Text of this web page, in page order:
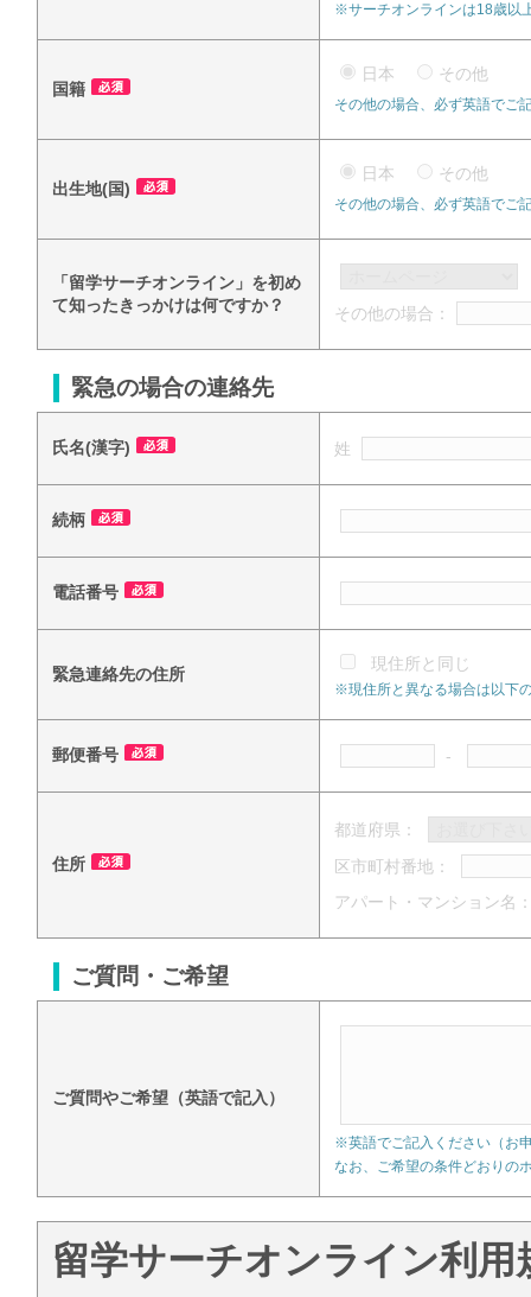
※サーチオンラインは18歳以
国籍
日本 その他
その他の場合、必ず英語でご
出生地(国)
日本 その他
その他の場合、必ず英語でご
「留学サーチオンライン」を初め
て知ったきっかけは何ですか？
その他の場合：
緊急の場合の連絡先
氏名(漢字) 姓
続柄
電話番号
緊急連絡先の住所
現住所と同じ
※現住所と異なる場合は以下
郵便番号 -
住所
都道府県：
区市町村番地：
アパート・マンション名
ご質問・ご希望
ご質問やご希望（英語で記入）
※英語でご記入ください（お
なお、ご希望の条件どおりの
留学サーチオンライン利用